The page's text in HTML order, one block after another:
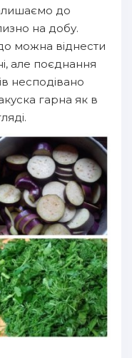
до
на добу.
можна віднести
але поєднання
несподівано
гарна як в